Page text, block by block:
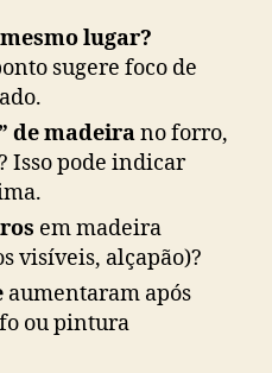
lugar?
sugere foco de
de madeirano forro,
Isso pode indicar
em madeira
visíveis, alçapão)?
aumentaram após
ou pintura